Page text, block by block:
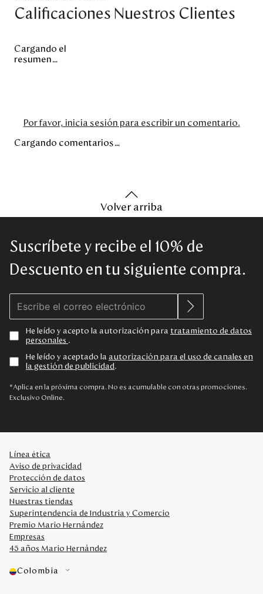
Calificaciones Nuestros Clientes
Cargando el
resumen…
Por favor, inicia sesión para escribir un comentario.
Cargando comentarios…
Volver arriba
Suscríbete y recibe el 10% de
Descuento en tu siguiente compra.
He leído y acepto la autorización para tratamiento de datos
personales .
He leído y aceptado la autorización para el uso de canales en
la gestión de publicidad .
*Aplica en la próxima compra. No es acumulable con otras promociones.
Exclusivo Online.
Línea ética
Aviso de privacidad
Protección de datos
Servicio al cliente
Nuestras tiendas
Superintendencia de Industria y Comercio
Premio Mario Hernández
Empresas
45 años Mario Hernández
Colombia